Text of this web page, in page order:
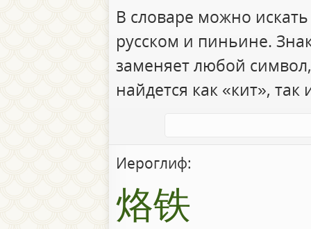
В словаре можно
русском и пиньине.
заменяет любой
найдется как «кит», так
Иероглиф:
烙铁